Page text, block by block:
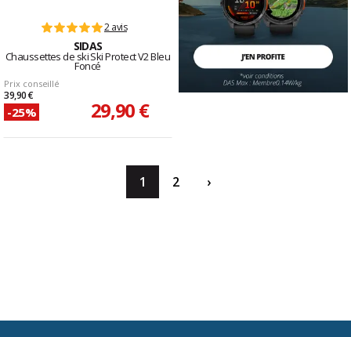
2 avis
SIDAS
Chaussettes de ski Ski Protect V2 Bleu
Foncé
Prix conseillé
39,90 €
-25% 29,90 €
1 2 ›